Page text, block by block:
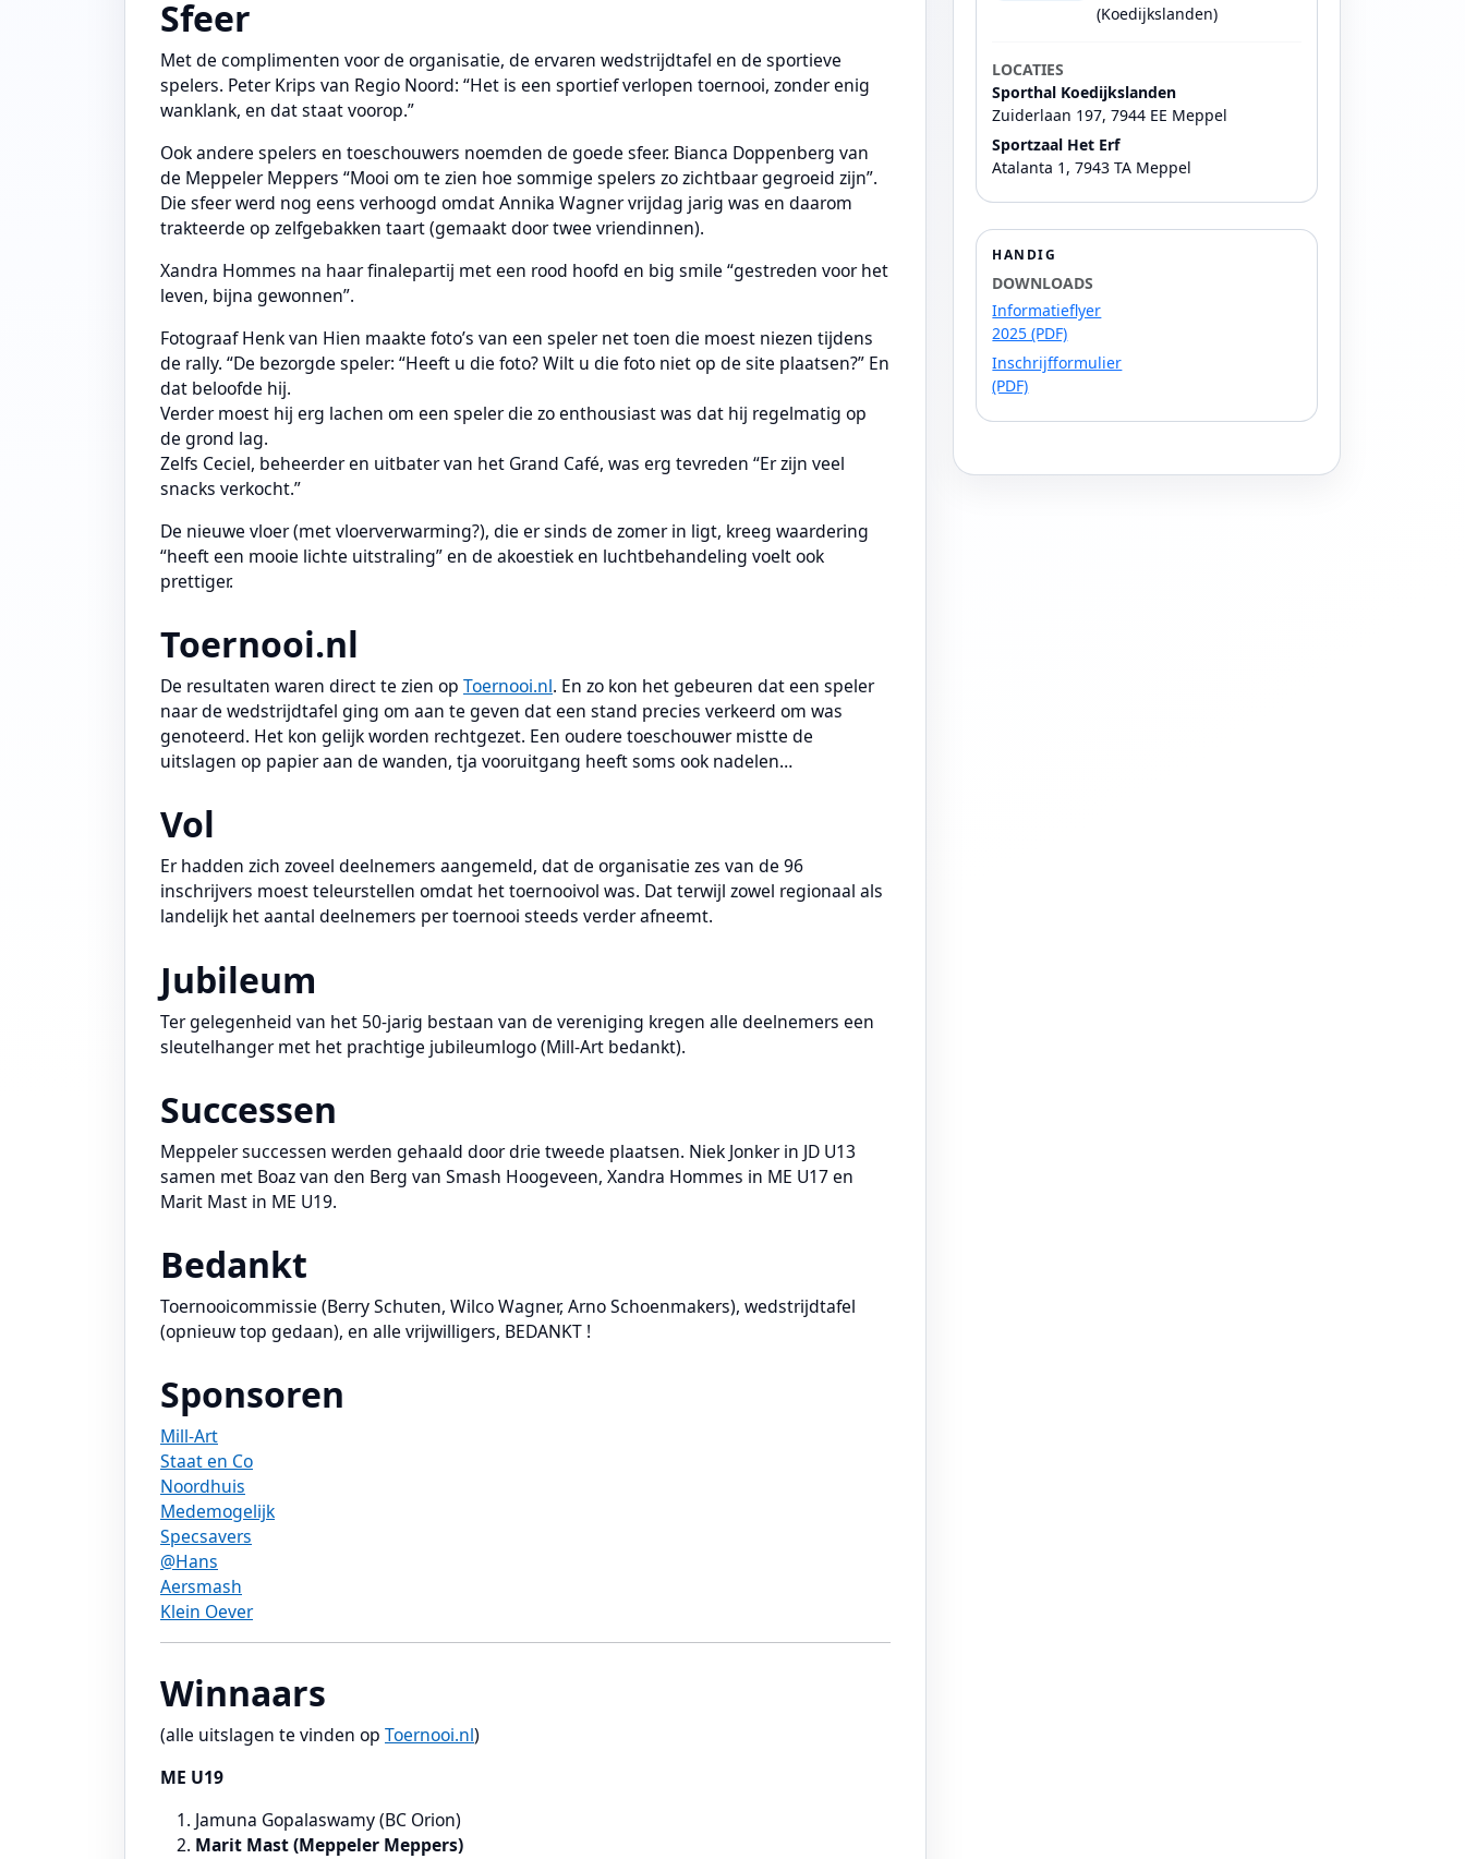
Sfeer
Met de complimenten voor de organisatie, de ervaren wedstrijdtafel en de sportieve
spelers. Peter Krips van Regio Noord: “Het is een sportief verlopen toernooi, zonder enig
wanklank, en dat staat voorop.”
Ook andere spelers en toeschouwers noemden de goede sfeer. Bianca Doppenberg van
de Meppeler Meppers “Mooi om te zien hoe sommige spelers zo zichtbaar gegroeid zijn”.
Die sfeer werd nog eens verhoogd omdat Annika Wagner vrijdag jarig was en daarom
trakteerde op zelfgebakken taart (gemaakt door twee vriendinnen).
Xandra Hommes na haar finalepartij met een rood hoofd en big smile “gestreden voor het
leven, bijna gewonnen”.
Fotograaf Henk van Hien maakte foto’s van een speler net toen die moest niezen tijdens
de rally. “De bezorgde speler: “Heeft u die foto? Wilt u die foto niet op de site plaatsen?” En
dat beloofde hij.
Verder moest hij erg lachen om een speler die zo enthousiast was dat hij regelmatig op
de grond lag.
Zelfs Ceciel, beheerder en uitbater van het Grand Café, was erg tevreden “Er zijn veel
snacks verkocht.”
De nieuwe vloer (met vloerverwarming?), die er sinds de zomer in ligt, kreeg waardering
“heeft een mooie lichte uitstraling” en de akoestiek en luchtbehandeling voelt ook
prettiger.
Toernooi.nl
De resultaten waren direct te zien op Toernooi.nl. En zo kon het gebeuren dat een speler
naar de wedstrijdtafel ging om aan te geven dat een stand precies verkeerd om was
genoteerd. Het kon gelijk worden rechtgezet. Een oudere toeschouwer mistte de
uitslagen op papier aan de wanden, tja vooruitgang heeft soms ook nadelen…
Vol
Er hadden zich zoveel deelnemers aangemeld, dat de organisatie zes van de 96
inschrijvers moest teleurstellen omdat het toernooivol was. Dat terwijl zowel regionaal als
landelijk het aantal deelnemers per toernooi steeds verder afneemt.
Jubileum
Ter gelegenheid van het 50-jarig bestaan van de vereniging kregen alle deelnemers een
sleutelhanger met het prachtige jubileumlogo (Mill-Art bedankt).
Successen
Meppeler successen werden gehaald door drie tweede plaatsen. Niek Jonker in JD U13
samen met Boaz van den Berg van Smash Hoogeveen, Xandra Hommes in ME U17 en
Marit Mast in ME U19.
Bedankt
Toernooicommissie (Berry Schuten, Wilco Wagner, Arno Schoenmakers), wedstrijdtafel
(opnieuw top gedaan), en alle vrijwilligers, BEDANKT !
Sponsoren
Mill-Art
Staat en Co
Noordhuis
Medemogelijk
Specsavers
@Hans
Aersmash
Klein Oever
Winnaars
(alle uitslagen te vinden op Toernooi.nl)
ME U19
Jamuna Gopalaswamy (BC Orion)
Marit Mast (Meppeler Meppers)
(Koedijkslanden)
LOCATIES
Sporthal Koedijkslanden
Zuiderlaan 197, 7944 EE Meppel
Sportzaal Het Erf
Atalanta 1, 7943 TA Meppel
HANDIG
DOWNLOADS
Informatieflyer
2025 (PDF)
Inschrijfformulier
(PDF)